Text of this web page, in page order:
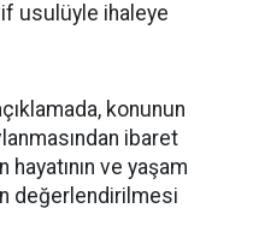
usulüyle ihaleye
konunun
ibaret
hayatının ve yaşam
değerlendirilmesi